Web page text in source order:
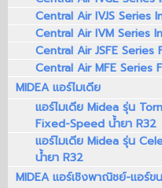
Central Air IVJS Series
Central Air IVM Series
Central Air JSFE
Central Air MFE Series
MIDEA แอร์ไมเดีย
แอร์ไมเดีย Midea รุ่น
Fixed-Speed น้ำยา R32
แอร์ไมเดีย Midea รุ่น
น้ำยา R32
MIDEA แอร์เชิงพาณิชย์-แอร์ข